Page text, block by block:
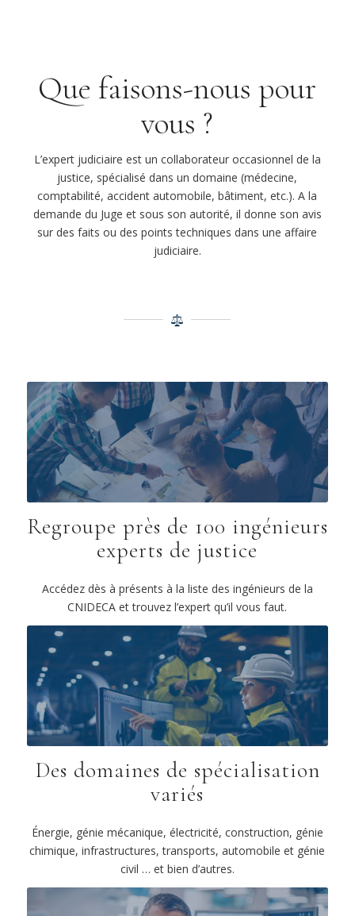
Que faisons-nous pour
vous ?
L’expert judiciaire est un collaborateur occasionnel de la
justice, spécialisé dans un domaine (médecine,
comptabilité, accident automobile, bâtiment, etc.). A la
demande du Juge et sous son autorité, il donne son avis
sur des faits ou des points techniques dans une affaire
judiciaire.
Regroupe près de 100 ingénieurs
experts de justice
Accédez dès à présents à la liste des ingénieurs de la
CNIDECA et trouvez l’expert qu’il vous faut.
Des domaines de spécialisation
variés
Énergie, génie mécanique, électricité, construction, génie
chimique, infrastructures, transports, automobile et génie
civil … et bien d’autres.